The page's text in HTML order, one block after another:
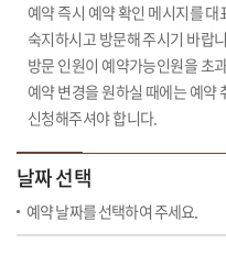
예약 즉시 예약 확인 메시지를
숙지하시고 방문해 주시기 바랍
방문 인원이 예약가능인원을 초
예약 변경을 원하실 때에는 예약
신청해주셔야 합니다.
날짜 선택
예약 날짜를 선택하여 주세요.